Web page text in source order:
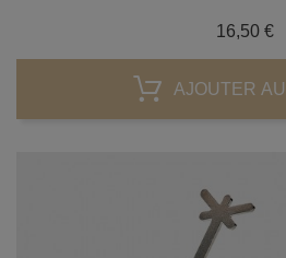
16,50 €
AJOUTER